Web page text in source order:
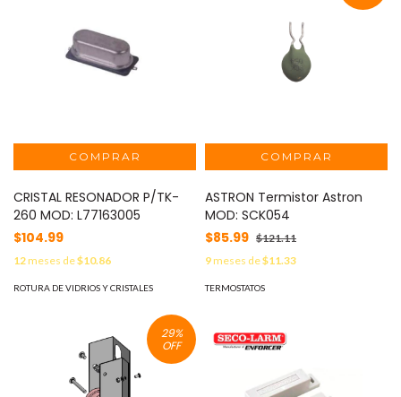
CRISTAL RESONADOR P/TK-
260 MOD: L77163005
$104.99
12meses de$10.86
ROTURA DE VIDRIOS Y CRISTALES
ASTRON Termistor Astron
MOD: SCK054
$85.99 $121.11
9meses de$11.33
TERMOSTATOS
29%
OFF